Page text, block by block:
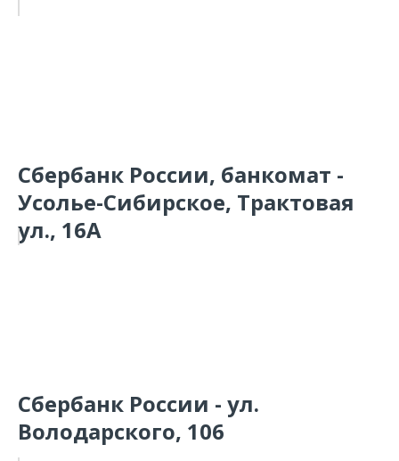
Сбербанк России, банкомат -
Усолье-Сибирское, Трактовая
ул., 16А
Сбербанк России - ул.
Володарского, 106